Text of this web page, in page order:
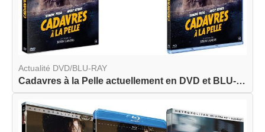
Actualité DVD/BLU-RAY
Cadavres à la Pelle actuellement en DVD et BLU-R...